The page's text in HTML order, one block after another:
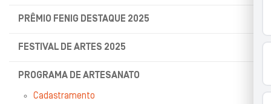
PRÊMIO FENIG DESTAQUE 2025
FESTIVAL DE ARTES 2025
PROGRAMA DE ARTESANATO
Cadastramento